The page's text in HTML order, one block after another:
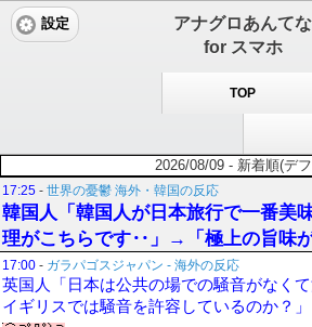
アナグロあんてな
for スマホ
設定
TOP
2026/08/09 - 新着順(デ
17:25 - 世界の憂鬱 海外・韓国の反応
韓国人「韓国人が日本旅行で一番美
理がこちらです‥」→「極上の旨味が
17:00 - ガラパゴスジャパン - 海外の反応
英国人「日本は公共の場での騒音がなく
イギリスでは騒音を許容しているのか？」